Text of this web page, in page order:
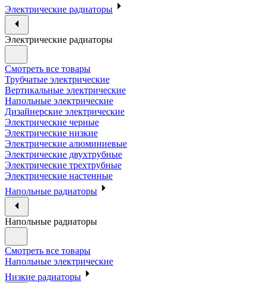
Электрические радиаторы
Электрические радиаторы
Смотреть все товары
Трубчатые электрические
Вертикальные электрические
Напольные электрические
Дизайнерские электрические
Электрические черные
Электрические низкие
Электрические алюминиевые
Электрические двухтрубные
Электрические трехтрубные
Электрические настенные
Напольные радиаторы
Напольные радиаторы
Смотреть все товары
Напольные электрические
Низкие радиаторы